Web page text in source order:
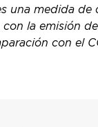
una medida
la emisión
con el